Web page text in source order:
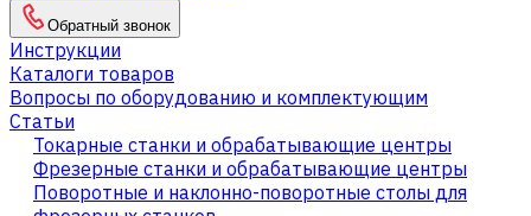
Обратный звонок
Инструкции
Каталоги товаров
Вопросы по оборудованию и комплектующим
Статьи
Токарные станки и обрабатывающие центры
Фрезерные станки и обрабатывающие центры
Поворотные и наклонно-поворотные столы для